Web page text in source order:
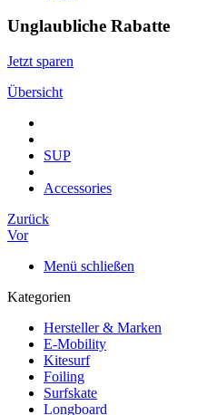
Unglaubliche Rabatte
Jetzt sparen
Übersicht
SUP
Accessories
Zurück
Vor
Menü schließen
Kategorien
Hersteller & Marken
E-Mobility
Kitesurf
Foiling
Surfskate
Longboard